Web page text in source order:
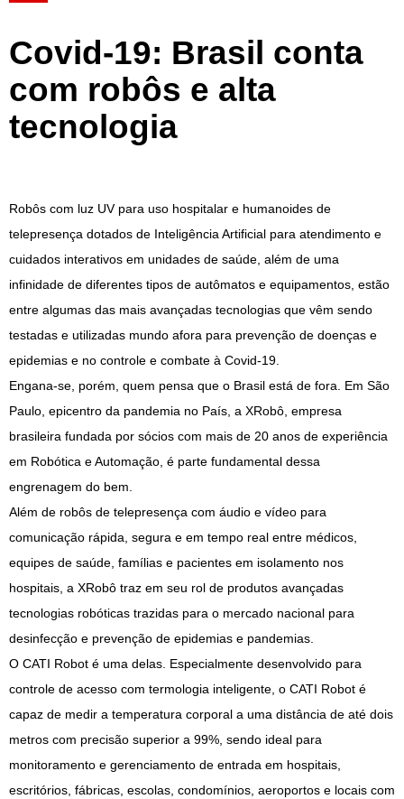
Covid-19: Brasil conta
com robôs e alta
tecnologia
Robôs com luz UV para uso hospitalar e humanoides de
telepresença dotados de Inteligência Artificial para atendimento e
cuidados interativos em unidades de saúde, além de uma
infinidade de diferentes tipos de autômatos e equipamentos, estão
entre algumas das mais avançadas tecnologias que vêm sendo
testadas e utilizadas mundo afora para prevenção de doenças e
epidemias e no controle e combate à Covid-19.
Engana-se, porém, quem pensa que o Brasil está de fora. Em São
Paulo, epicentro da pandemia no País, a XRobô, empresa
brasileira fundada por sócios com mais de 20 anos de experiência
em Robótica e Automação, é parte fundamental dessa
engrenagem do bem.
Além de robôs de telepresença com áudio e vídeo para
comunicação rápida, segura e em tempo real entre médicos,
equipes de saúde, famílias e pacientes em isolamento nos
hospitais, a XRobô traz em seu rol de produtos avançadas
tecnologias robóticas trazidas para o mercado nacional para
desinfecção e prevenção de epidemias e pandemias.
O CATI Robot é uma delas. Especialmente desenvolvido para
controle de acesso com termologia inteligente, o CATI Robot é
capaz de medir a temperatura corporal a uma distância de até dois
metros com precisão superior a 99%, sendo ideal para
monitoramento e gerenciamento de entrada em hospitais,
escritórios, fábricas, escolas, condomínios, aeroportos e locais com